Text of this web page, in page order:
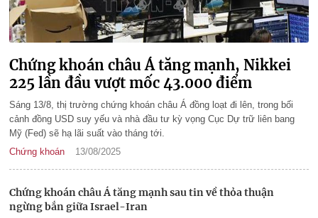
Chứng khoán châu Á tăng mạnh, Nikkei
225 lần đầu vượt mốc 43.000 điểm
Sáng 13/8, thị trường chứng khoán châu Á đồng loạt đi lên, trong bối
cảnh đồng USD suy yếu và nhà đầu tư kỳ vọng Cục Dự trữ liên bang
Mỹ (Fed) sẽ hạ lãi suất vào tháng tới.
Chứng khoán
13/08/2025
Chứng khoán châu Á tăng mạnh sau tin về thỏa thuận
ngừng bắn giữa Israel-Iran